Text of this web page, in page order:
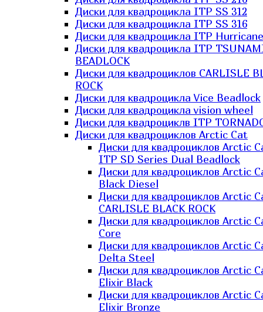
Диски для квадроцикла ITP SS 312
Диски для квадроцикла ITP SS 316
Диски для квадроцикла ITP Hurricane
Диски для квадроцикла ITP
BEADLOCK
Диски для квадроциклов CARLISLE
ROCK
Диски для квадроцикла Vice Beadlock
Диски для квадроцикла vision wheel
Диски для квадроциклв ITP
Диски для квадроциклов Arctic Cat
Диски для квадроциклов Arctic
ITP SD Series Dual Beadlock
Диски для квадроциклов Arctic
Black Diesel
Диски для квадроциклов Arctic
CARLISLE BLACK ROCK
Диски для квадроциклов Arctic
Core
Диски для квадроциклов Arctic
Delta Steel
Диски для квадроциклов Arctic
Elixir Black
Диски для квадроциклов Arctic
Elixir Bronze